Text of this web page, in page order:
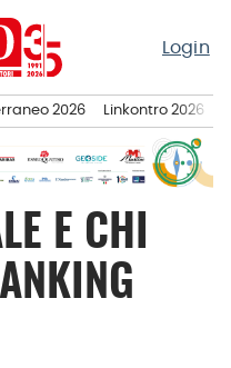
Login
2026 Linkontro 2026
E CHI